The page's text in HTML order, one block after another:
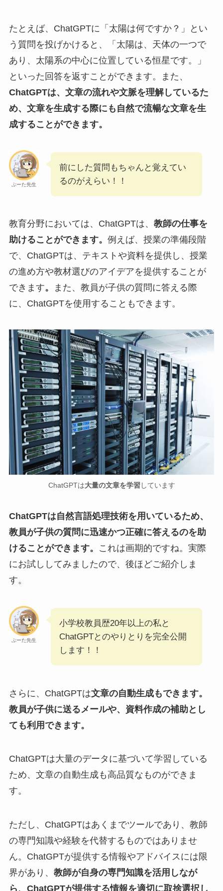
たとえば、ChatGPTに「太陽は何ですか？」とい
う質問を投げかけると、「太陽は、天体の一つで
あり、太陽系の中心に位置している恒星です。」
といった回答を返すことができます。また、
ChatGPTは、文章の流れや文脈を理解しているた
め、文章を生成する際にも自然で流暢な文章を生
成することができます。
ぷーた先生
前にした質問もちゃんと覚えてい
るのがえらい！！
教育分野においては、ChatGPTは、 教師の仕事を
助けることができます。 例えば、授業の準備段階
で、ChatGPTは、テキストや資料を提供し、授業
の進め方や教材選びのアイデアを提供することが
できます。
また、教員が子供の質問に答える際
に、ChatGPTを使用することもできます。
ChatGPTは大量の文章を学習しています
ChatGPTは自然言語処理技術を用いているため、
教員が子供の質問に迅速かつ正確に答えるのを助
けることができます。
これは画期的ですね。実際
にお試ししてみましたので、後ほどご紹介しま
す。
ぷーた先生
小学校教員歴20年以上の私と
ChatGPTとのやりとりを完全公開
します！！
さらに、ChatGPTは文章の自動生成もできます。
教員が子供に送るメールや、資料作成の補助とし
ても利用できます。
ChatGPTは大量のデータに基づいて学習している
ため、文章の自動生成も高品質なものができま
す。
ただし、ChatGPTはあくまでツールであり、教師
の専門知識や経験を代替するものではありませ
ん。ChatGPTが提供する情報やアドバイスには限
界があり、 教師が自身の専門知識を活用しなが
ら、ChatGPTが提供する情報を適切に取捨選択し